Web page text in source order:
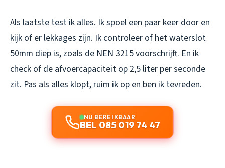
Als laatste test ik alles. Ik spoel een paar keer door en
kijk of er lekkages zijn. Ik controleer of het waterslot
50mm diep is, zoals de NEN 3215 voorschrijft. En ik
check of de afvoercapaciteit op 2,5 liter per seconde
zit. Pas als alles klopt, ruim ik op en ben ik tevreden.
NU BEREIKBAAR
BEL 085 019 74 47